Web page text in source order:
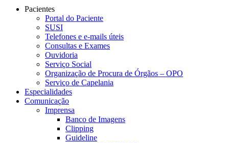
Pacientes
Portal do Paciente
SUSI
Telefones e e-mails úteis
Consultas e Exames
Ouvidoria
Serviço Social
Organização de Procura de Órgãos – OPO
Serviço de Capelania
Especialidades
Comunicação
Imprensa
Banco de Imagens
Clipping
Guideline